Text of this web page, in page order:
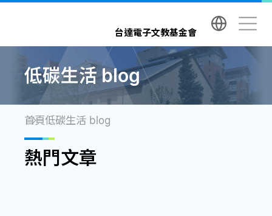
台達電子文教基金會
低碳生活 blog
首頁低碳生活 blog
熱門文章